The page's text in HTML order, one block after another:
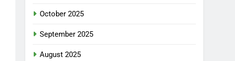
October 2025
September 2025
August 2025